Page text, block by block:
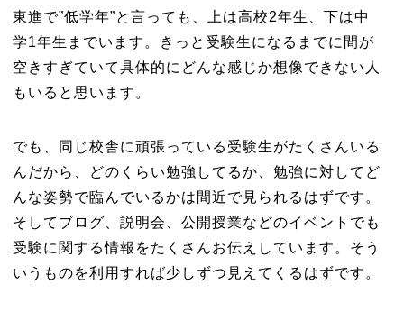
東進で”低学年”と言っても、上は高校2年生、下は中
学1年生までいます。きっと受験生になるまでに間が
空きすぎていて具体的にどんな感じか想像できない人
もいると思います。
でも、同じ校舎に頑張っている受験生がたくさんいる
んだから、どのくらい勉強してるか、勉強に対してど
んな姿勢で臨んでいるかは間近で見られるはずです。
そしてブログ、説明会、公開授業などのイベントでも
受験に関する情報をたくさんお伝えしています。そう
いうものを利用すれば少しずつ見えてくるはずです。